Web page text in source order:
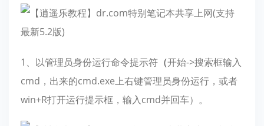
1、以管理员身份运行命令提示符 （开始->搜索框输入
cmd，出来的cmd.exe上右键管理员身份运行，或者
win+R打开运行提示框，输入cmd并回车）。